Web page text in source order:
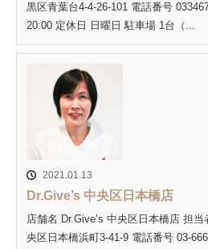
黒区青葉台4-4-26-101 電話番号
20:00 定休日 日曜日 駐車場 1台（...
2021.01.13
Dr.Give’s 中央区日本橋店
店舗名 Dr.Give’s 中央区日本橋店 担
央区日本橋浜町3-41-9 電話番号 03-